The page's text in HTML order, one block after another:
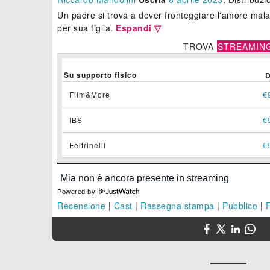
Un padre si trova a dover fronteggiare l'amore
per sua figlia. Espandi ▽
TROVA
Su supporto fisico
Film&More
IBS
Feltrinelli
Powered by
Recensione | Cast | Rassegna stampa | Pubblico |